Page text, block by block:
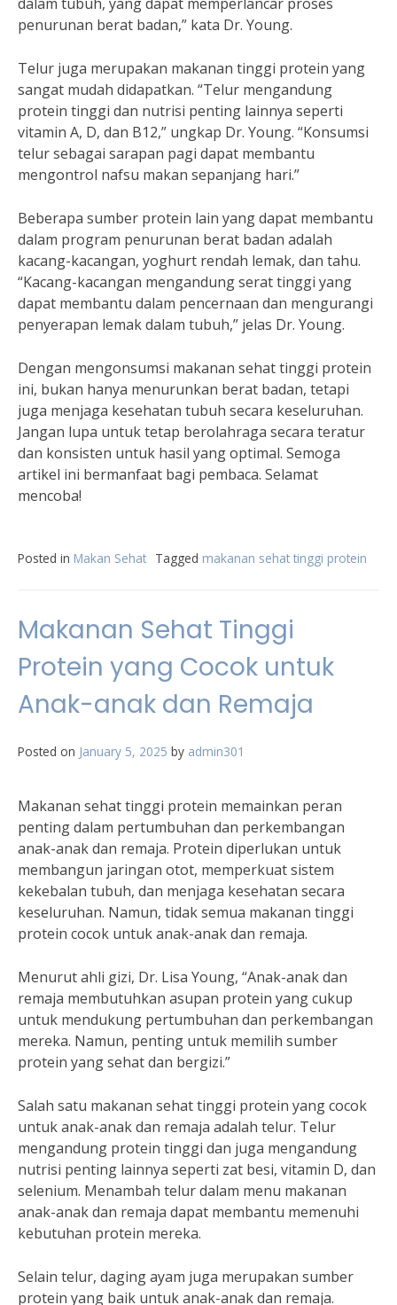
penurunan berat badan,” kata Dr. Young.
Telur juga merupakan makanan tinggi protein yang
sangat mudah didapatkan. “Telur mengandung
protein tinggi dan nutrisi penting lainnya seperti
vitamin A, D, dan B12,” ungkap Dr. Young. “Konsumsi
telur sebagai sarapan pagi dapat membantu
mengontrol nafsu makan sepanjang hari.”
Beberapa sumber protein lain yang dapat membantu
dalam program penurunan berat badan adalah
kacang-kacangan, yoghurt rendah lemak, dan tahu.
“Kacang-kacangan mengandung serat tinggi yang
dapat membantu dalam pencernaan dan mengurangi
penyerapan lemak dalam tubuh,” jelas Dr. Young.
Dengan mengonsumsi makanan sehat tinggi protein
ini, bukan hanya menurunkan berat badan, tetapi
juga menjaga kesehatan tubuh secara keseluruhan.
Jangan lupa untuk tetap berolahraga secara teratur
dan konsisten untuk hasil yang optimal. Semoga
artikel ini bermanfaat bagi pembaca. Selamat
mencoba!
Posted in Makan Sehat Tagged makanan sehat tinggi protein
Makanan Sehat Tinggi
Protein yang Cocok untuk
Anak-anak dan Remaja
Posted on January 5, 2025 by admin301
Makanan sehat tinggi protein memainkan peran
penting dalam pertumbuhan dan perkembangan
anak-anak dan remaja. Protein diperlukan untuk
membangun jaringan otot, memperkuat sistem
kekebalan tubuh, dan menjaga kesehatan secara
keseluruhan. Namun, tidak semua makanan tinggi
protein cocok untuk anak-anak dan remaja.
Menurut ahli gizi, Dr. Lisa Young, “Anak-anak dan
remaja membutuhkan asupan protein yang cukup
untuk mendukung pertumbuhan dan perkembangan
mereka. Namun, penting untuk memilih sumber
protein yang sehat dan bergizi.”
Salah satu makanan sehat tinggi protein yang cocok
untuk anak-anak dan remaja adalah telur. Telur
mengandung protein tinggi dan juga mengandung
nutrisi penting lainnya seperti zat besi, vitamin D, dan
selenium. Menambah telur dalam menu makanan
anak-anak dan remaja dapat membantu memenuhi
kebutuhan protein mereka.
Selain telur, daging ayam juga merupakan sumber
protein yang baik untuk anak-anak dan remaja.